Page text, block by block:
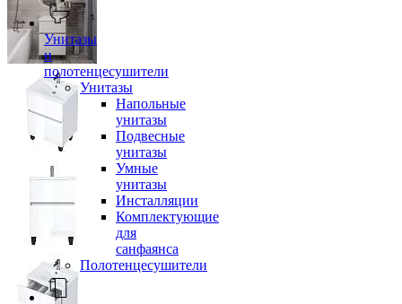
Унитазы
и
полотенцесушители
Унитазы
Напольные
унитазы
Подвесные
унитазы
Умные
унитазы
Инсталляции
Комплектующие
для
санфаянса
Полотенцесушители